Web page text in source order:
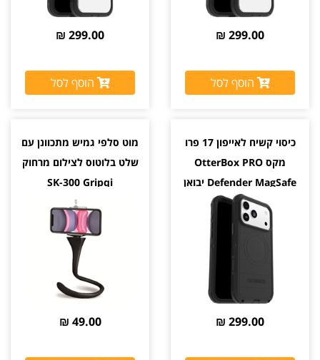
299.00 ₪
הוסף לסל
299.00 ₪
הוסף לסל
כיסוי קשיח לאייפון 17 פרו
מקס OtterBox PRO
Defender MagSafe יבואן
רשמי צבע שחור
299.00 ₪
מוט סלפי גמיש מתכוונן עם
שלט בלוטוס לצילום מרחוק
SK-300 Gripqi
מגיע עם שלט לצילום מרחוק
49.00 ₪